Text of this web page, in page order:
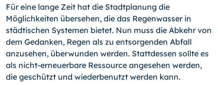
Für eine lange Zeit hat die Stadtplanung die
Möglichkeiten übersehen, die das Regenwasser in
städtischen Systemen bietet. Nun muss die Abkehr von
dem Gedanken, Regen als zu entsorgenden Abfall
anzusehen, überwunden werden. Stattdessen sollte es
als nicht-erneuerbare Ressource angesehen werden,
die geschützt und wiederbenutzt werden kann.